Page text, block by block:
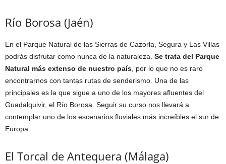
Río Borosa (Jaén)
En el Parque Natural de las Sierras de Cazorla, Segura y Las Villas
podrás disfrutar como nunca de la naturaleza. Se trata del Parque
Natural más extenso de nuestro país , por lo que no es raro
encontrarnos con tantas rutas de senderismo. Una de las
principales es la que sigue a uno de los mayores afluentes del
Guadalquivir, el Río Borosa. Seguir su curso nos llevará a
contemplar uno de los escenarios fluviales más increíbles el sur de
Europa.
El Torcal de Antequera (Málaga)